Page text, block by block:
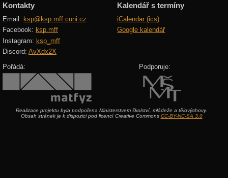
Kontakty
Email: ksp@ksp.mff.cuni.cz
Facebook: ksp.mff
Instagram: ksp_mff
Discord: AvXdx2X
Kalendář s termíny
iCalendar (ics)
Google kalendář
Pořádá: Podporuje:
Realizace projektu byla podpořena Ministerstvem školství, mládeže a tělovýchovy.
Obsah stránek je k dispozici pod licencí Creative Commons CC-BY-NC-SA 3.0